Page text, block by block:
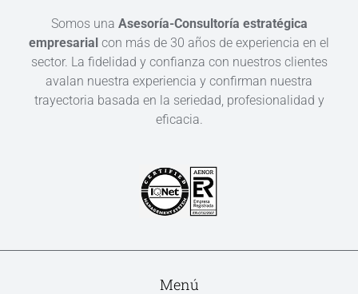
Somos una Asesoría-Consultoría estratégica
empresarial con más de 30 años de experiencia en el
sector. La fidelidad y confianza con nuestros clientes
avalan nuestra experiencia y confirman nuestra
trayectoria basada en la seriedad, profesionalidad y
eficacia.
Menú